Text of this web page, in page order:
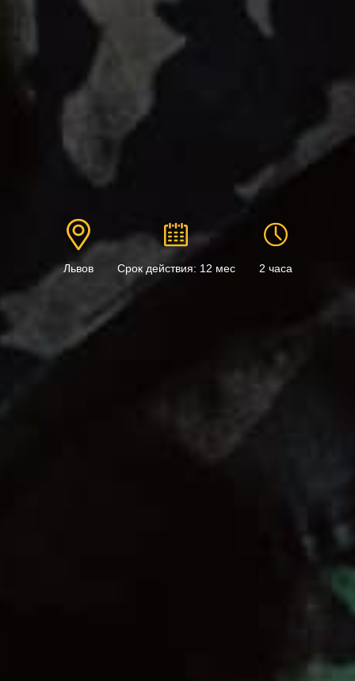
Львов Срок действия: 12 мес 2 часа